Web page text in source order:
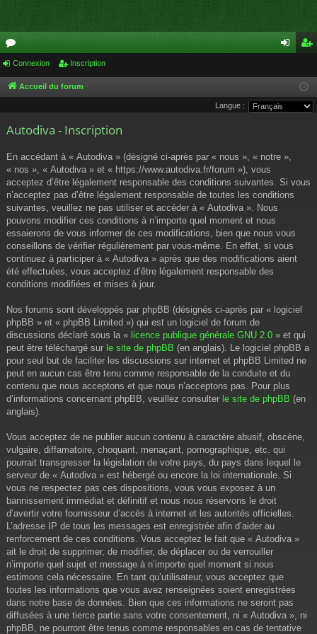
or
u
s
cri
pti
Connexion Inscription
Accueil du forum
Langue :
Autodiva - Inscription
En accédant à « Autodiva » (désigné ci-après par « nous », « notre »,
« nos », « Autodiva » et « https://www.autodiva.fr/forum »), vous
acceptez d’être légalement responsable des conditions suivantes. Si vous
n’acceptez pas d’être légalement responsable de toutes les conditions
suivantes, veuillez ne pas utiliser et accéder à « Autodiva ». Nous
pouvons modifier ces conditions à n’importe quel moment et nous
essaierons de vous informer de ces modifications, bien que nous vous
conseillons de vérifier régulièrement par vous-même. En effet, si vous
continuez à participer à « Autodiva » après que des modifications aient
été effectuées, vous acceptez d’être légalement responsable des
conditions modifiées et mises à jour.
Nos forums sont développés par phpBB (désignés ci-après par « logiciel
phpBB » et « phpBB Limited ») qui est un logiciel de forum de
discussions déclaré sous la « licence publique générale GNU 2.0 » et qui
peut être téléchargé sur le site de phpBB (en anglais). Le logiciel phpBB a
pour seul but de faciliter les discussions sur internet et phpBB Limited ne
peut en aucun cas être tenu comme responsable de la conduite et du
contenu que nous acceptons et que nous n’acceptons pas. Pour plus
d’informations concernant phpBB, veuillez consulter le site de phpBB (en
anglais).
Vous acceptez de ne publier aucun contenu à caractère abusif, obscène,
vulgaire, diffamatoire, choquant, menaçant, pornographique, etc. qui
pourrait transgresser la législation de votre pays, du pays dans lequel le
serveur de « Autodiva » est hébergé ou encore la loi internationale. Si
vous ne respectez pas ces dispositions, vous vous exposez à un
bannissement immédiat et définitif et nous nous réservons le droit
d’avertir votre fournisseur d’accès à internet et les autorités officielles.
L’adresse IP de tous les messages est enregistrée afin d’aider au
renforcement de ces conditions. Vous acceptez le fait que « Autodiva »
ait le droit de supprimer, de modifier, de déplacer ou de verrouiller
n’importe quel sujet et message à n’importe quel moment si nous
estimons cela nécessaire. En tant qu’utilisateur, vous acceptez que
toutes les informations que vous avez renseignées soient enregistrées
dans notre base de données. Bien que ces informations ne seront pas
diffusées à une tierce partie sans votre consentement, ni « Autodiva », ni
phpBB, ne pourront être tenus comme responsables en cas de tentative